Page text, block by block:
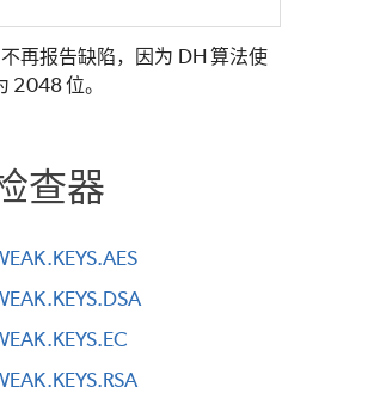
再报告缺陷，因为 DH 算法使
2048 位。
查器